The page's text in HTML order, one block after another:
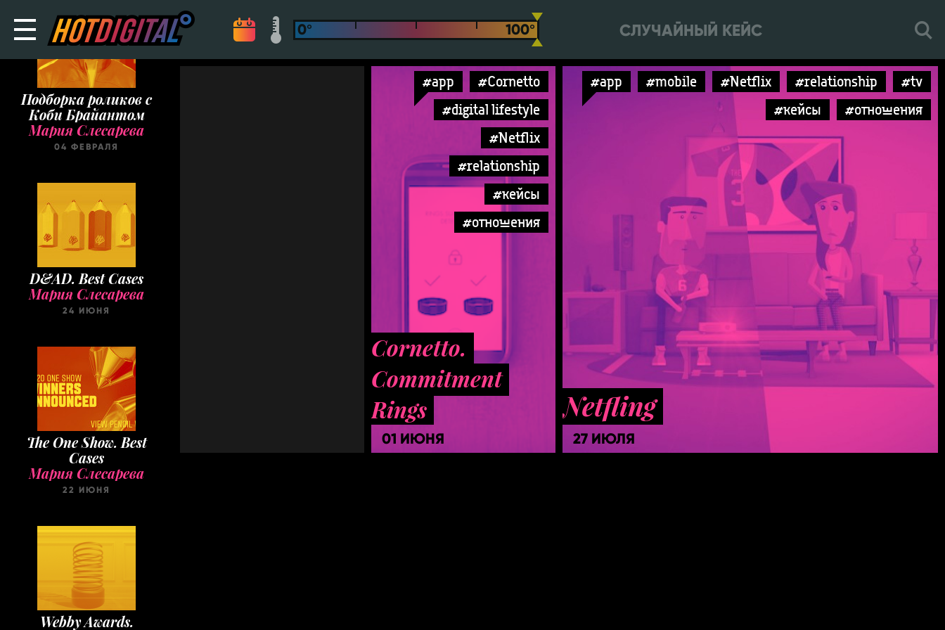
СЛУЧАЙНЫЙ КЕЙС
Подборка роликов с
Коби Брайантом
Мария Слесарева
04 ФЕВРАЛЯ
D&AD. Best Cases
Мария Слесарева
24 ИЮНЯ
The One Show. Best
Cases
Мария Слесарева
22 ИЮНЯ
Webby Awards.
Winners 2020
Мария Слесарева
#app
#Cornetto
#digital lifestyle
#Netflix
#relationship
#кейсы
#отношения
Cornetto.
Commitment
Rings
01 ИЮНЯ
#app #mobile #Netflix #relationship
#tv
#кейсы
#отношения
Netfling
27 ИЮЛЯ